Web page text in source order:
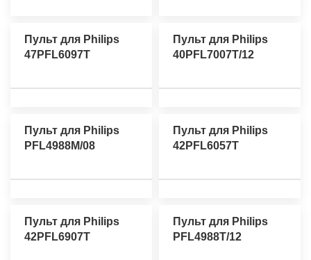
Пульт для Philips
47PFL6097T
Пульт для Philips
40PFL7007T/12
Пульт для Philips
PFL4988M/08
Пульт для Philips
42PFL6057T
Пульт для Philips
42PFL6907T
Пульт для Philips
PFL4988T/12